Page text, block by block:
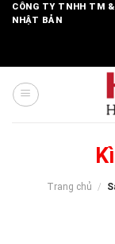
SkipCÔNG TY TNHH TM
NHẬT BẢN
Trang chủ /